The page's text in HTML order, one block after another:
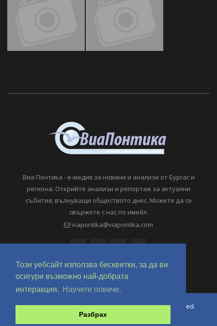
Този уебсайт използва бисквитки, за да ви
осигури възможно най-добрата
интеракция.
Научете повече.
Разбрах
Виа Понтика - е-медия за новини и анализи от Бургас и
региона. Открийте анализи и репортаж за актуални
събития, вълнуващи обществото днес. Можете да се
свържете с нас по имейл.
viapontika@viapontika.com
Copyright © 2018-2024 ViaPontika.com. All Rights Reserved.
Development @ OverHertz Ltd